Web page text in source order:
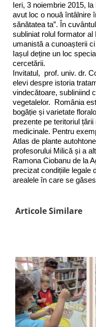
Ieri, 3 noiembrie 2015,
avut loc o nouă întâlnire
sănătatea ta”. În
subliniat rolul formator
umanistă a cunoașterii
Iașul deține un loc
cercetării.
Invitatul, prof. univ. dr.
elevi despre istoria
vindecătoare, subliniind
vegetalelor. România
bogăție și varietate
prezente pe teritoriul
medicinale. Pentru
Atlas de plante
profesorului Milică și a
Ramona Ciobanu de la
precizat condițiile legale
arealele în care se
Articole Similare